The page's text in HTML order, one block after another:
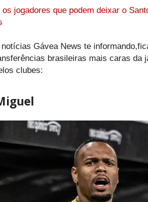
jogadores que podem deixar o
Gávea News te
brasileiras mais caras da
clubes: